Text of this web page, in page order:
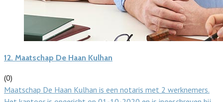
12. Maatschap De Haan Kulhan
(0)
Maatschap De Haan Kulhan is een notaris met 2 werknemers.